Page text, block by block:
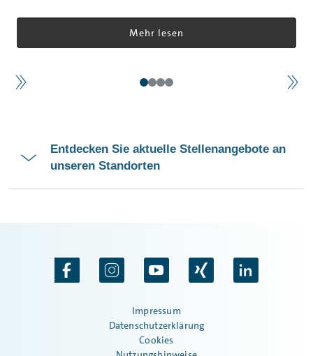
Mehr lesen
Entdecken Sie aktuelle Stellenangebote an
unseren Standorten
Impressum
Datenschutzerklärung
Cookies